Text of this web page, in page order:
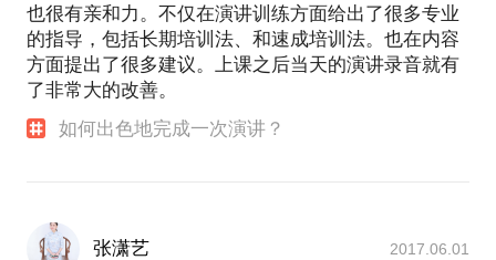
也很有亲和力。不仅在演讲训练方面给出了很多专业
的指导，包括长期培训法、和速成培训法。也在内容
方面提出了很多建议。上课之后当天的演讲录音就有
了非常大的改善。
如何出色地完成一次演讲？
张潇艺 2017.06.01